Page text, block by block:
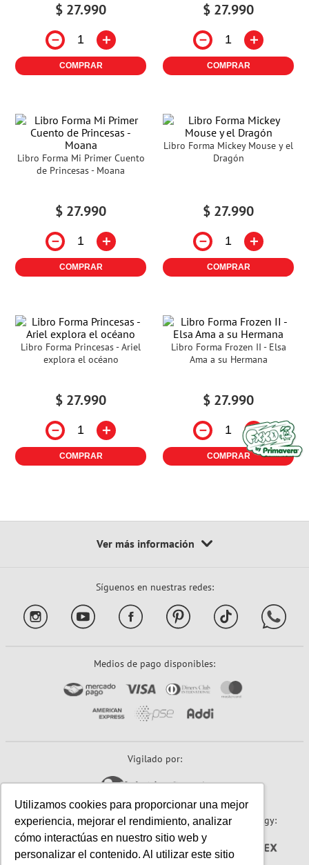
Utilizamos cookies para proporcionar una mejor
experiencia, mejorar el rendimiento, analizar
cómo interactúas en nuestro sitio web y
personalizar el contenido. Al utilizar este sitio
$ 27.990
－ ＋
COMPRAR
$ 27.990
－ ＋
COMPRAR
Libro Forma Mi Primer Cuento
de Princesas - Moana
$ 27.990
－ ＋
COMPRAR
Libro Forma Mickey Mouse y el
Dragón
$ 27.990
－ ＋
COMPRAR
Libro Forma Princesas - Ariel
explora el océano
$ 27.990
－ ＋
COMPRAR
Libro Forma Frozen II - Elsa
Ama a su Hermana
$ 27.990
－ ＋
COMPRAR
Síguenos en nuestras redes:
Medios de pago disponibles:
Vigilado por:
Sitio seguro: Powered By: Technology: